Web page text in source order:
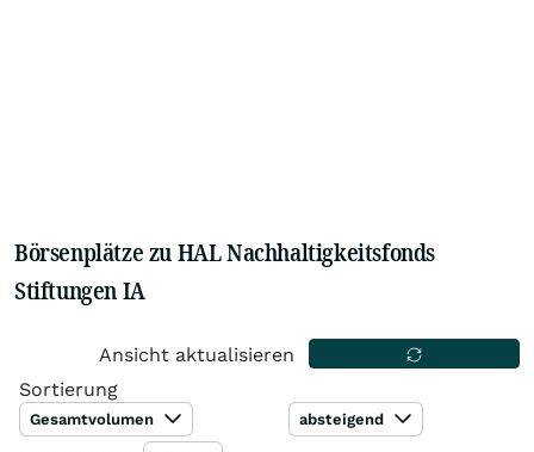
Börsenplätze zu HAL Nachhaltigkeitsfonds
Stiftungen IA
Ansicht aktualisieren
Sortierung
Gesamtvolumen absteigend